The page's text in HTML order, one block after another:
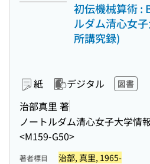
初伝機械算術 :
ルダム清心女
所講究録)
紙 デジタル 図書
治部真里 著
ノートルダム清心女子大学情
<M159-G50>
著者標目 治部, 真里, 1965-